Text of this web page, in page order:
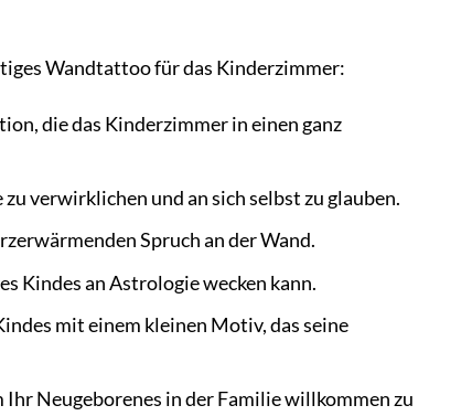
Wandtattoo für das Kinderzimmer:
die das Kinderzimmer in einen ganz
verwirklichen und an sich selbst zu glauben.
Spruch an der Wand.
Kindes an Astrologie wecken kann.
mit einem kleinen Motiv, das seine
Neugeborenes in der Familie willkommen zu